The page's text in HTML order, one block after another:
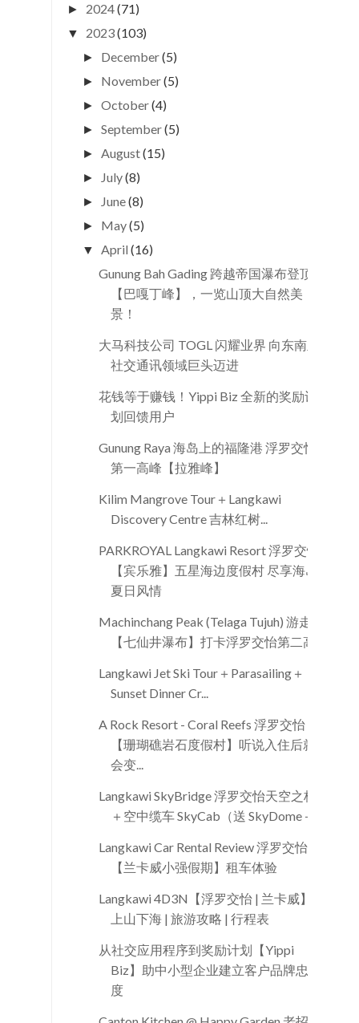
► 2024(71)
▼ 2023(103)
► December(5)
► November(5)
►October(4)
►September(5)
►August(15)
► July(8)
► June(8)
► May(5)
▼April(16)
Gunung Bah Gading 跨越帝国瀑布登顶
【巴嘎丁峰】，一览山顶大自然美
景！
大马科技公司 TOGL 闪耀业界 向东南亚
社交通讯领域巨头迈进
花钱等于赚钱！Yippi Biz 全新的奖励计
划回馈用户
Gunung Raya 海岛上的福隆港 浮罗交怡
第一高峰【拉雅峰】
Kilim Mangrove Tour＋Langkawi
Discovery Centre 吉林红树...
PARKROYAL Langkawi Resort 浮罗交怡
【宾乐雅】五星海边度假村 尽享海岛
夏日风情
Machinchang Peak (Telaga Tujuh) 游走
【七仙井瀑布】打卡浮罗交怡第二高...
Langkawi Jet Ski Tour＋Parasailing＋
Sunset Dinner Cr...
A Rock Resort - Coral Reefs 浮罗交怡
【珊瑚礁岩石度假村】听说入住后就
会变...
Langkawi SkyBridge 浮罗交怡天空之桥
＋空中缆车 SkyCab（送 SkyDome＋...
Langkawi Car Rental Review 浮罗交怡
【兰卡威小强假期】租车体验
Langkawi 4D3N【浮罗交怡 | 兰卡威】
上山下海 | 旅游攻略 | 行程表
从社交应用程序到奖励计划【Yippi
Biz】助中小型企业建立客户品牌忠诚
度